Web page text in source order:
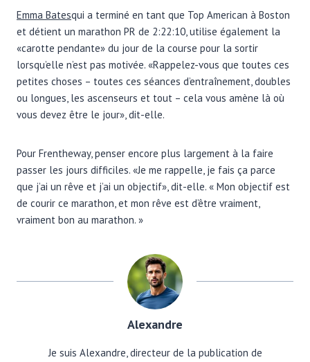
Emma Batesqui a terminé en tant que Top American à Boston
et détient un marathon PR de 2:22:10, utilise également la
«carotte pendante» du jour de la course pour la sortir
lorsqu’elle n’est pas motivée. «Rappelez-vous que toutes ces
petites choses – toutes ces séances d’entraînement, doubles
ou longues, les ascenseurs et tout – cela vous amène là où
vous devez être le jour», dit-elle.
Pour Frentheway, penser encore plus largement à la faire
passer les jours difficiles. «Je me rappelle, je fais ça parce
que j’ai un rêve et j’ai un objectif», dit-elle. « Mon objectif est
de courir ce marathon, et mon rêve est d’être vraiment,
vraiment bon au marathon. »
Alexandre
Je suis Alexandre, directeur de la publication de